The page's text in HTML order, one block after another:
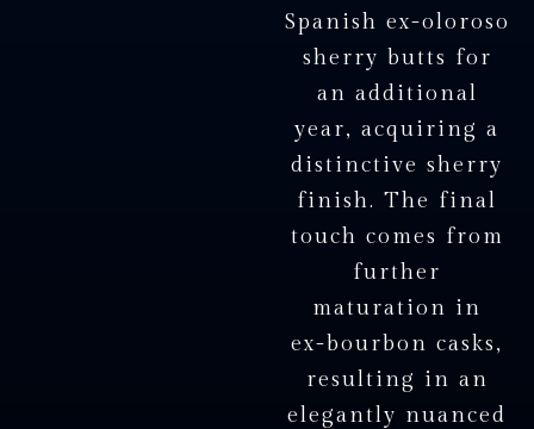
Spanish ex-oloroso
sherry butts for
an additional
year, acquiring a
distinctive sherry
finish. The final
touch comes from
further
maturation in
ex-bourbon casks,
resulting in an
elegantly nuanced